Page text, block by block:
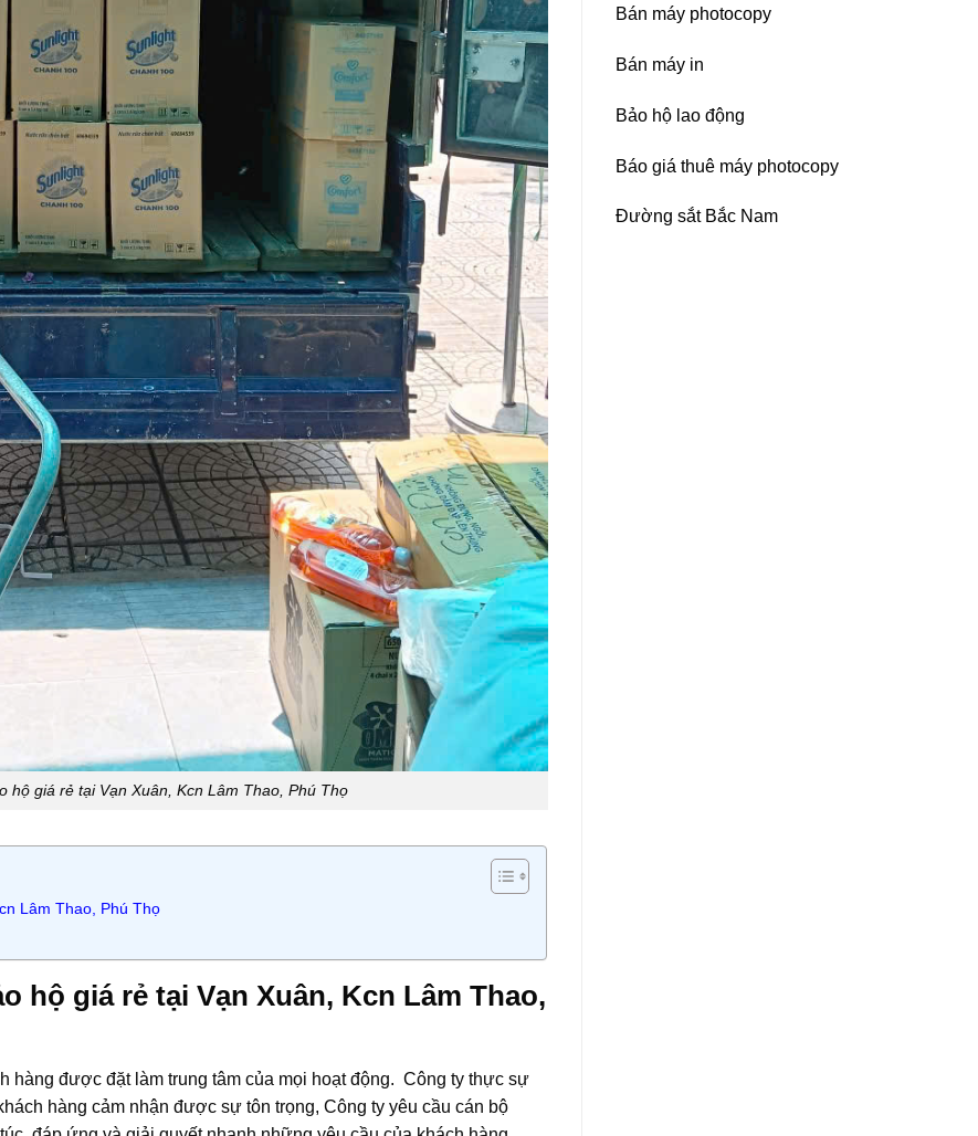
hộ giá rẻ tại Vạn Xuân, Kcn Lâm Thao, Phú Thọ
Lâm Thao, Phú Thọ
hộ giá rẻ tại Vạn Xuân, Kcn Lâm Thao,
hàng được đặt làm trung tâm của mọi hoạt động. Công ty thực sự
hàng cảm nhận được sự tôn trọng, Công ty yêu cầu cán bộ
Bán máy photocopy
Bán máy in
Bảo hộ lao động
Báo giá thuê máy photocopy
Đường sắt Bắc Nam